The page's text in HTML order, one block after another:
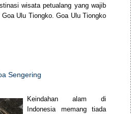
wisata petualang yang wajib
Ulu Tiongko. Goa Ulu Tiongko
Sengering
Keindahan alam di
Indonesia memang tiada